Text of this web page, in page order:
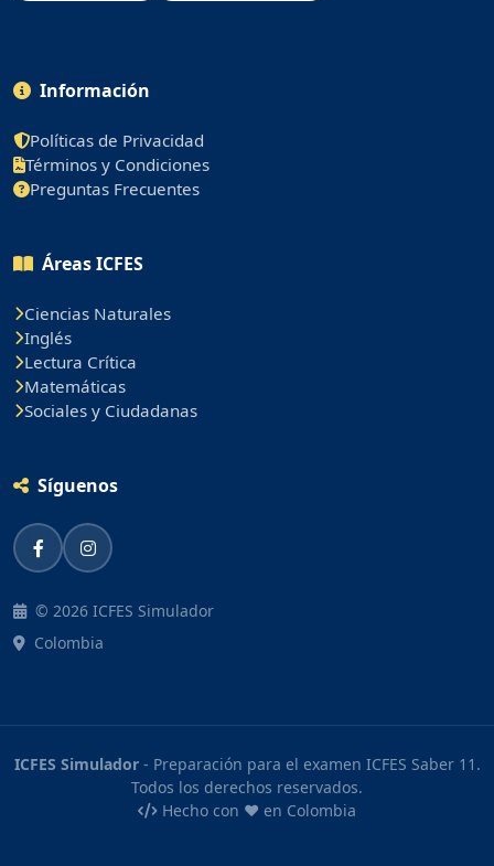
Información
Políticas de Privacidad
Términos y Condiciones
Preguntas Frecuentes
Áreas ICFES
Ciencias Naturales
Inglés
Lectura Crítica
Matemáticas
Sociales y Ciudadanas
Síguenos
© 2026 ICFES Simulador
Colombia
ICFES Simulador- Preparación para el examen ICFES Saber 11.
Todos los derechos reservados.
Hecho con ❤️ en Colombia